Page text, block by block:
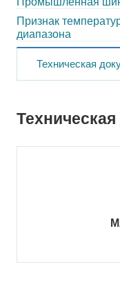
Признак
диапазона
Техническая